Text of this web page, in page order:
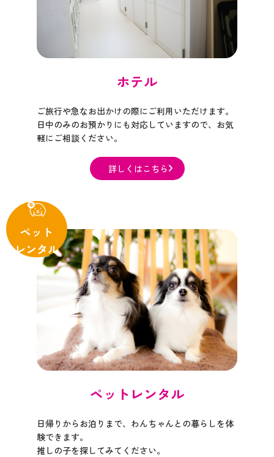
ホテル
ご旅行や急なお出かけの際にご利用いただけます。
日中のみのお預かりにも対応していますので、お気
軽にご相談ください。​​​​​​​
詳しくはこちら​​​​​​​
ペットレンタル
日帰りからお泊りまで、わんちゃんとの暮らしを体
験できます。
推しの子を探してみてください。
ペット
レンタル